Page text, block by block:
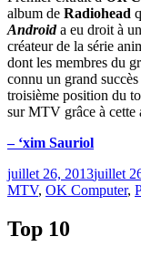
album de Radiohead
Androida eu droit à
créateur de la série
dont les membres du
connu un grand
troisième position du
sur MTV grâce à cette
– ‘xim Sauriol
Publié
le
juillet 26, 2013juillet
MTV, OK Computer,
Top 10